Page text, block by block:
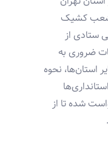
شعب کشیک
ستادی از
خدمات ضروری به
استان‌ها، نحوه
شده تا از